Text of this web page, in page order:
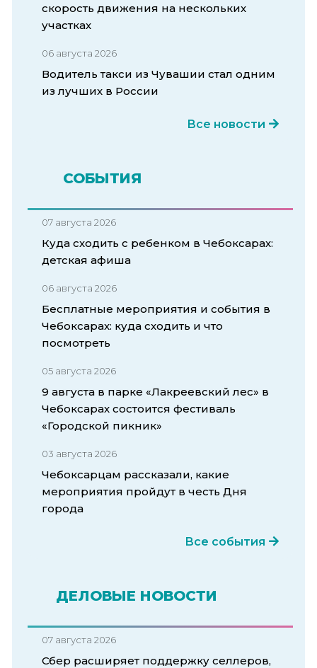
скорость движения на нескольких
участках
06 августа 2026
Водитель такси из Чувашии стал одним
из лучших в России
Все новости
СОБЫТИЯ
07 августа 2026
Куда сходить с ребенком в Чебоксарах:
детская афиша
06 августа 2026
Бесплатные мероприятия и события в
Чебоксарах: куда сходить и что
посмотреть
05 августа 2026
9 августа в парке «Лакреевский лес» в
Чебоксарах состоится фестиваль
«Городской пикник»
03 августа 2026
Чебоксарцам рассказали, какие
мероприятия пройдут в честь Дня
города
Все события
ДЕЛОВЫЕ НОВОСТИ
07 августа 2026
Сбер расширяет поддержку селлеров,